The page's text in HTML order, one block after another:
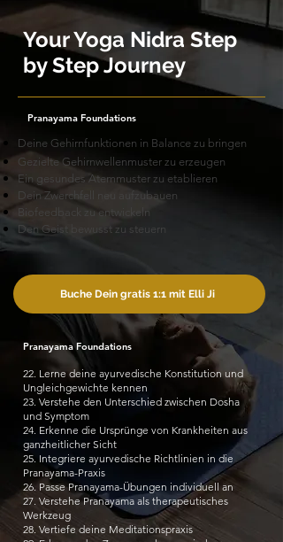
Your Yoga Nidra Step
by Step Journey
Pranayama Foundations
Deine Gehirnfunktionen in Balance zu bringen
Gezielte Gehirnwellenmuster zu erzeugen
Ein gesundes Atemmuster zu etablieren
Dein Zwerchfell neu aufzubauen
Biofeedback zu entwickeln
Den Geist bewusst zu steuern
Buche Dein gratis 1:1 mit Elli Ji
Pranayama Foundations
22. Lerne deine ayurvedische Konstitution und
Ungleichgewichte kennen
23. Verstehe den Unterschied zwischen Dosha
und Symptom
24. Erkenne die Ursprünge von Krankheiten aus
ganzheitlicher Sicht
25. Integriere ayurvedische Richtlinien in die
Pranayama-Praxis
26. Passe Pranayama-Übungen individuell an
27. Verstehe Pranayama als therapeutisches
Werkzeug
28. Vertiefe deine Meditationspraxis